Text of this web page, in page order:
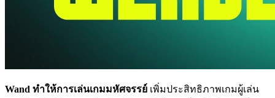
Wand ทำให้การเล่นเกมมหัศจรรย์ เพิ่มประสิทธิภาพเกมผู้เล่น